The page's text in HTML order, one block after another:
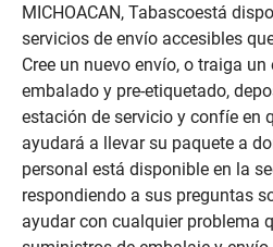
MICHOACAN, Tabascoestá
servicios de envío accesibles
Cree un nuevo envío, o traiga un
embalado y pre-etiquetado,
estación de servicio y confíe en
ayudará a llevar su paquete a
personal está disponible en la
respondiendo a sus preguntas
ayudar con cualquier problema